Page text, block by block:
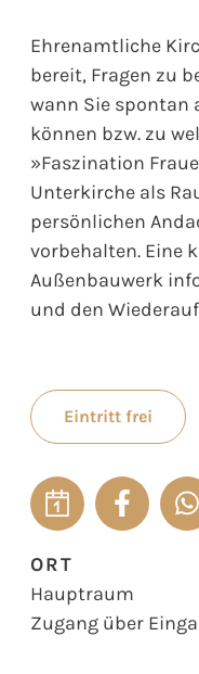
Ehrenamtliche
bereit, Fragen zu
wann Sie spontan
können bzw. zu
»Faszination
Unterkirche als
persönlichen
vorbehalten. Eine
Außenbauwerk
und den
Eintritt frei
ORT
Hauptraum
Zugang über